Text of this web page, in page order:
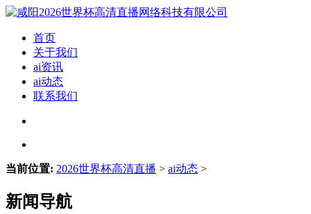
首页
关于我们
ai资讯
ai动态
联系我们
当前位置: 2026世界杯高清直播 > ai动态 >
新闻导航